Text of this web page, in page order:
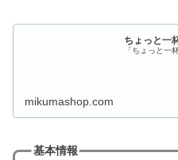
ちょっと一
「ちょっと一
mikumashop.com
基本情報